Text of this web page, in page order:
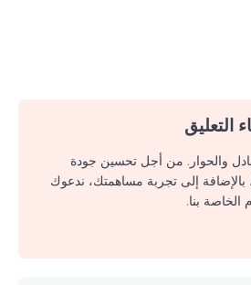
التعليق
والحوار. من أجل تحسين جودة
بالإضافة إلى تجربة مساهمتك، ندعوك
الخاصة بنا.